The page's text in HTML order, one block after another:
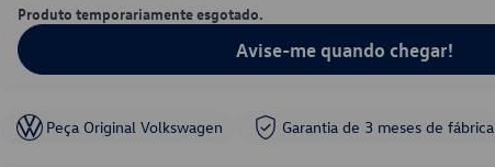
Produto temporariamente esgotado.
Avise-me quando chegar!
Peça Original Volkswagen Garantia de 3 meses de fábrica